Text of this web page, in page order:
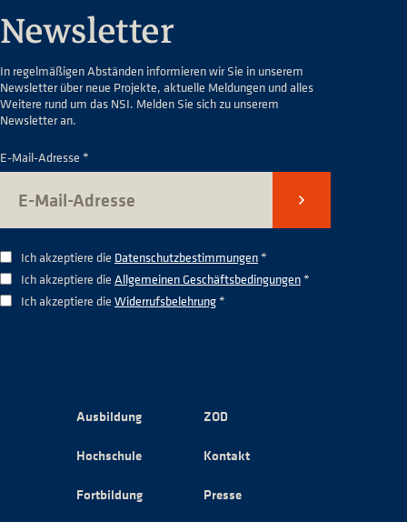
Newsletter
In regelmäßigen Abständen informieren wir Sie in unserem
Newsletter über neue Projekte, aktuelle Meldungen und alles
Weitere rund um das NSI. Melden Sie sich zu unserem
Newsletter an.
E-Mail-Adresse *
Senden
Ich akzeptiere die Datenschutzbestimmungen*
Ich akzeptiere die Allgemeinen Geschäftsbedingungen*
Ich akzeptiere die Widerrufsbelehrung*
Ausbildung
Hochschule
Fortbildung
ZOD
Kontakt
Presse